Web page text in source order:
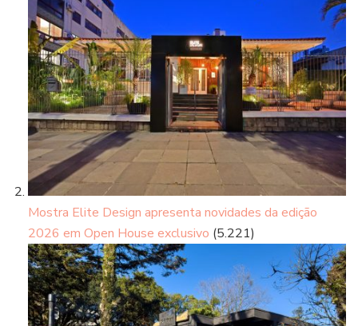
Mostra Elite Design apresenta novidades da edição
2026 em Open House exclusivo (5.221)